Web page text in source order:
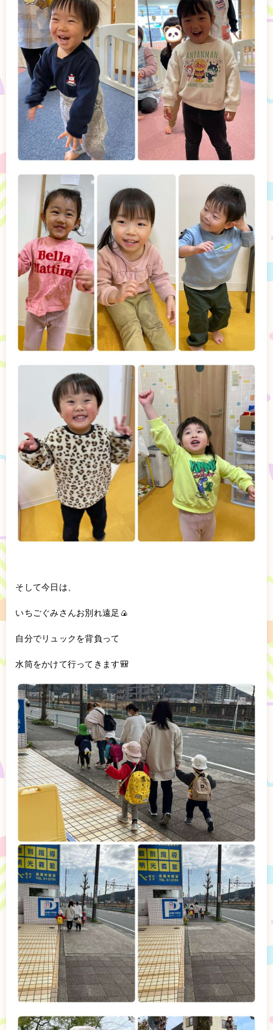
そして今日は、
いちごぐみさんお別れ遠足🍙
自分でリュックを背負って
水筒をかけて行ってきます🎒